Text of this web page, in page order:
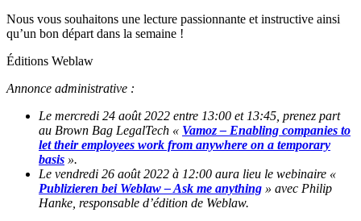
Nous vous souhaitons une lecture passionnante et instructive ainsi
qu’un bon départ dans la semaine !
Éditions Weblaw
Annonce administrative :
Le mercredi 24 août 2022 entre 13:00 et 13:45, prenez part
au Brown Bag LegalTech « Vamoz – Enabling companies to
let their employees work from anywhere on a temporary
basis ».
Le vendredi 26 août 2022 à 12:00 aura lieu le webinaire «
Publizieren bei Weblaw – Ask me anything » avec Philip
Hanke, responsable d’édition de Weblaw.